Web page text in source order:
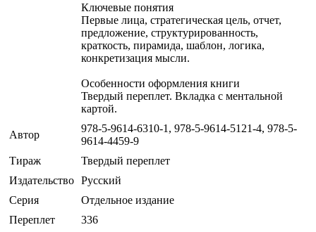
Ключевые понятия
Первые лица, стратегическая цель, отчет,
предложение, структурированность,
краткость, пирамида, шаблон, логика,
конкретизация мысли.
Особенности оформления книги
Твердый переплет. Вкладка с ментальной
картой.
Автор
978-5-9614-6310-1, 978-5-9614-5121-4, 978-5-
9614-4459-9
Тираж
Твердый переплет
Издательство Русский
Серия
Отдельное издание
Переплет
336